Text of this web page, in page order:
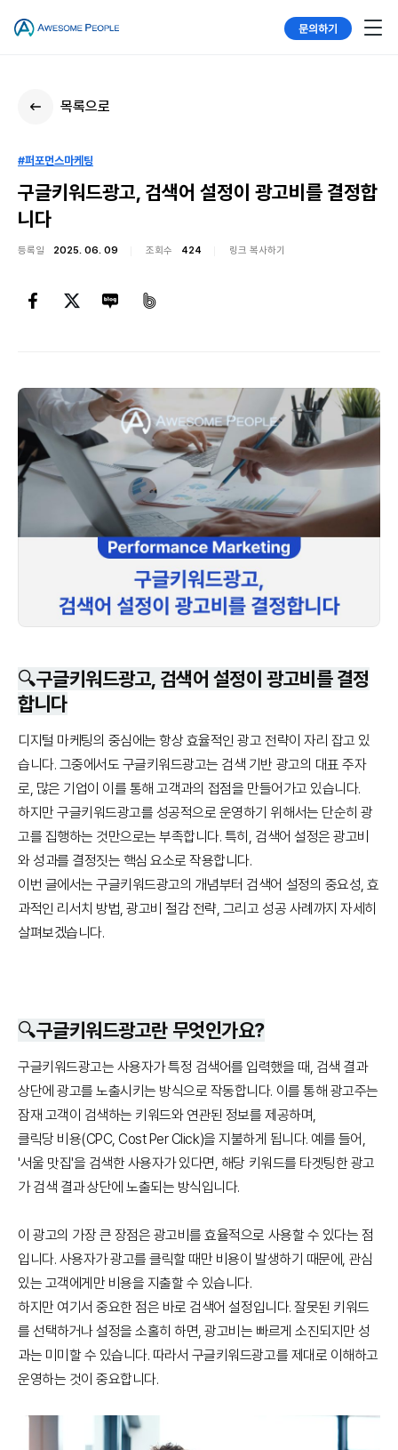
문의하기
목록으로
#퍼포먼스마케팅
구글키워드광고, 검색어 설정이 광고비를 결정합
니다
등록일 2025. 06. 09 조회수 424 링크 복사하기
🔍구글키워드광고, 검색어 설정이 광고비를 결정
합니다
디지털 마케팅의 중심에는 항상 효율적인 광고 전략이 자리 잡고 있
습니다. 그중에서도 구글키워드광고는 검색 기반 광고의 대표 주자
로, 많은 기업이 이를 통해 고객과의 접점을 만들어가고 있습니다.
하지만 구글키워드광고를 성공적으로 운영하기 위해서는 단순히 광
고를 집행하는 것만으로는 부족합니다. 특히, 검색어 설정은 광고비
와 성과를 결정짓는 핵심 요소로 작용합니다.
이번 글에서는 구글키워드광고의 개념부터 검색어 설정의 중요성, 효
과적인 리서치 방법, 광고비 절감 전략, 그리고 성공 사례까지 자세히
살펴보겠습니다.
🔍구글키워드광고란 무엇인가요?
구글키워드광고는 사용자가 특정 검색어를 입력했을 때, 검색 결과
상단에 광고를 노출시키는 방식으로 작동합니다. 이를 통해 광고주는
잠재 고객이 검색하는 키워드와 연관된 정보를 제공하며,
클릭당 비용(CPC, Cost Per Click)을 지불하게 됩니다. 예를 들어,
'서울 맛집'을 검색한 사용자가 있다면, 해당 키워드를 타겟팅한 광고
가 검색 결과 상단에 노출되는 방식입니다.
이 광고의 가장 큰 장점은 광고비를 효율적으로 사용할 수 있다는 점
입니다. 사용자가 광고를 클릭할 때만 비용이 발생하기 때문에, 관심
있는 고객에게만 비용을 지출할 수 있습니다.
하지만 여기서 중요한 점은 바로 검색어 설정입니다. 잘못된 키워드
를 선택하거나 설정을 소홀히 하면, 광고비는 빠르게 소진되지만 성
과는 미미할 수 있습니다. 따라서 구글키워드광고를 제대로 이해하고
운영하는 것이 중요합니다.